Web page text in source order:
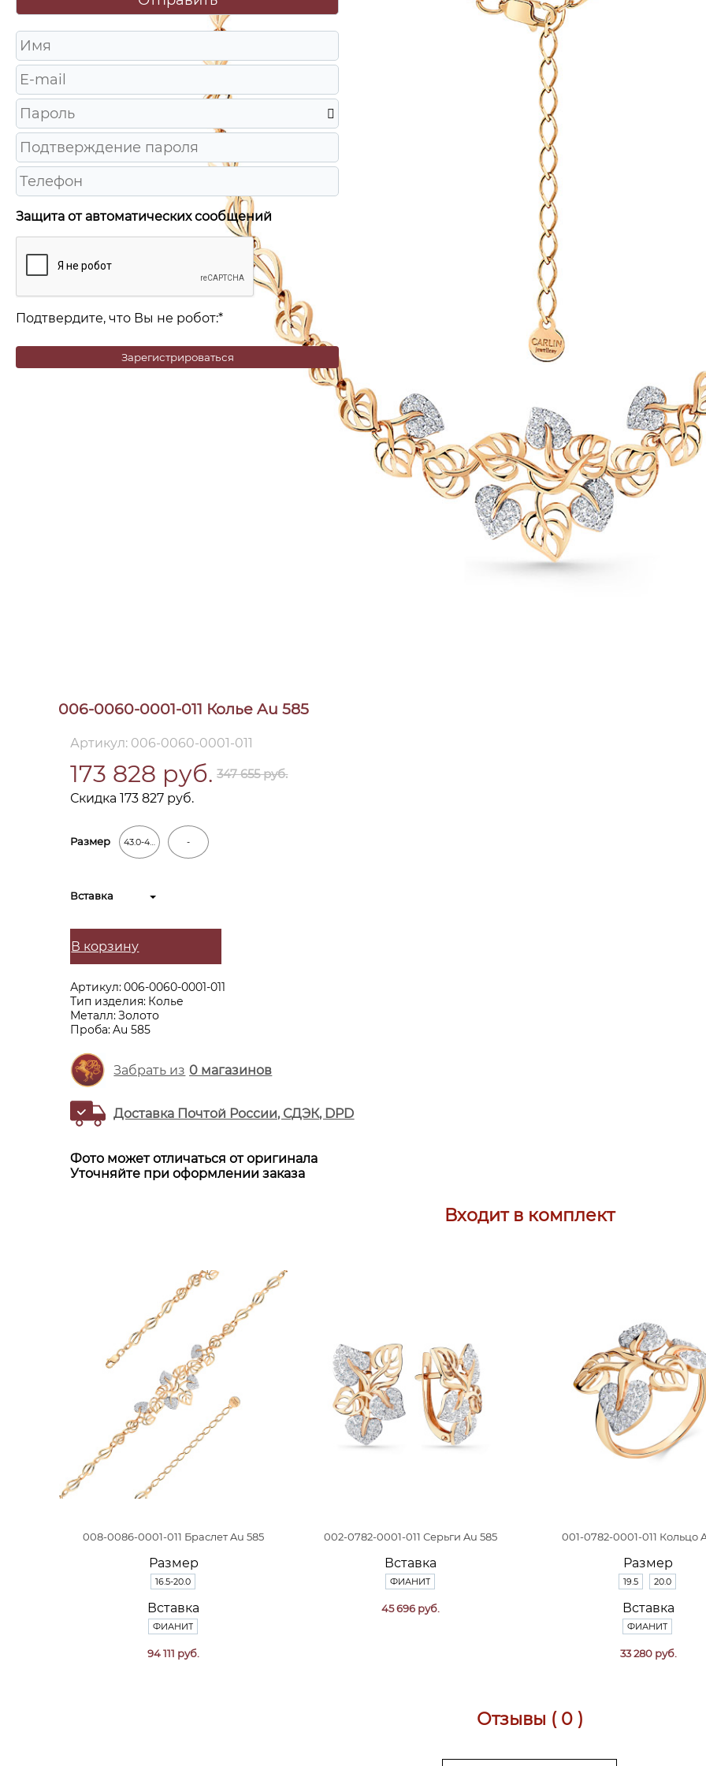
006-0060-0001-011 Колье Au 585
Артикул: 006-0060-0001-011
173 828 руб. 347 655 руб.
Скидка 173 827 руб.
Размер 43.0-48,0 -
Вставка
В корзину
Артикул:006-0060-0001-011
Тип изделия: Колье
Металл:Золото
Проба:Au 585
Забрать из 0 магазинов
Доставка Почтой России, СДЭК, DPD
Фото может отличаться от оригинала
Уточняйте при оформлении заказа
Входит в комплект
008-0086-0001-011 Браслет Au 585
Размер
16.5-20.0
Вставка
ФИАНИТ
94 111 руб.
002-0782-0001-011 Серьги Au 585
Вставка
ФИАНИТ
45 696 руб.
001-0782-0001-011 Кольцо
Размер
19.5 20.0
Вставка
ФИАНИТ
33 280 руб.
Отзывы ( 0 )
Защита от автоматических сообщений
Подтвердите, что Вы не робот:*
Зарегистрироваться